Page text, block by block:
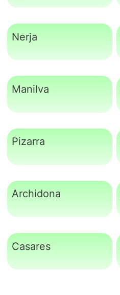
Nerja
Manilva
Pizarra
Archidona
Casares